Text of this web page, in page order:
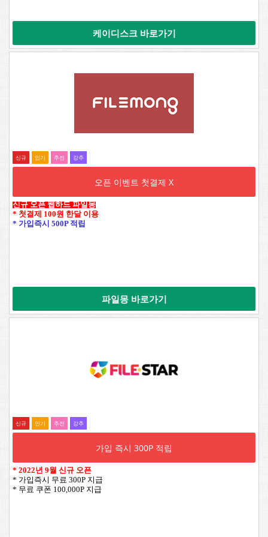
케이디스크 바로가기
신규 인기 추전 강추
오픈 이벤트 첫결제 X
신규 오픈 웹하드 파일몽
* 첫결제 100원 한달 이용
* 가입즉시 500P 적립
파일몽 바로가기
신규 인기 추전 강추
가입 즉시 300P 적립
* 2022년 9월 신규 오픈
* 가입즉시 무료 300P 지급
* 무료 쿠폰 100,000P 지급